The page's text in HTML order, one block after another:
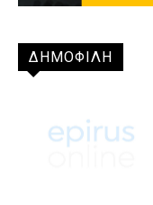
ΔΗΜΟΦΙΛΗ